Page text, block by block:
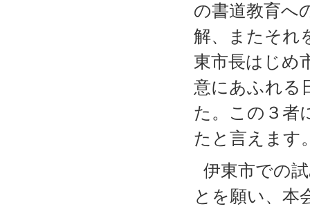
の書道教育へ
解、またそれ
東市長はじめ
意にあふれる
た。この３者
たと言えます
伊東市での
とを願い、本